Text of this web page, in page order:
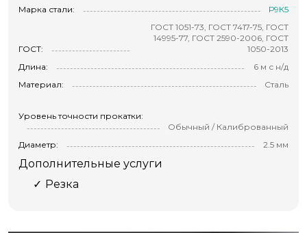
Марка стали:
Р9К5
ГОСТ:
ГОСТ 1051-73, ГОСТ 7417-75, ГОСТ
14995-77, ГОСТ 2590-2006, ГОСТ
1050-2013
Длина:
6 м с н/д
Материал:
Сталь
Уровень точности прокатки:
Обычный / Калиброванный
Диаметр:
2.5 мм
Дополнительные услуги
Резка